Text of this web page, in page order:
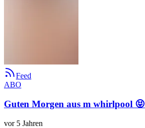
Feed
ABO
Guten Morgen aus m whirlpool 😝
vor 5 Jahren